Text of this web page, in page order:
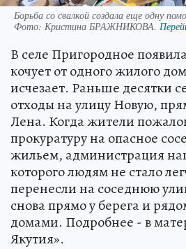
Борьба со свалкой создала еще одну
Фото: Кристина БРАЖНИКОВА.
В селе Пригородное
кочует от одного жилого
исчезает. Раньше десятки
отходы на улицу Новую,
Лена. Когда жители
прокуратуру на опасное
жильем, администрация
которого людям не стало
перенесли на соседнюю
снова прямо у берега и
домами. Подробнее - в
Якутия».